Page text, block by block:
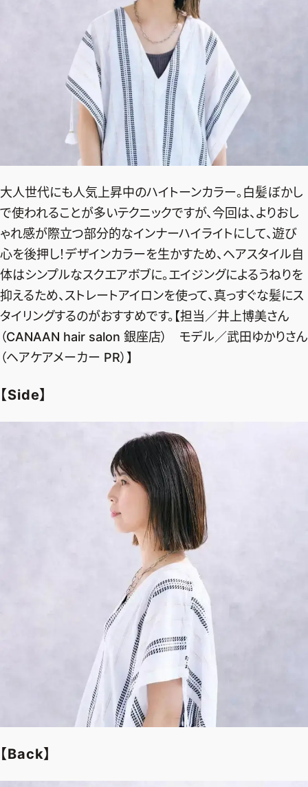
大人世代にも人気上昇中のハイトーンカラー。白髪ぼかし
で使われることが多いテクニックですが、今回は、よりおし
ゃれ感が際立つ部分的なインナーハイライトにして、遊び
心を後押し！デザインカラーを生かすため、ヘアスタイル自
体はシンプルなスクエアボブに。エイジングによるうねりを
抑えるため、ストレートアイロンを使って、真っすぐな髪にス
タイリングするのがおすすめです。【担当／井上博美さん
（CANAAN hair salon 銀座店） モデル／武田ゆかりさん
（ヘアケアメーカー PR）】
【Side】
【Back】